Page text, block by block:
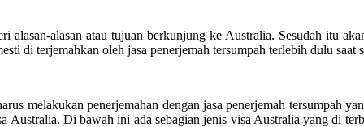
alasan-alasan atau tujuan berkunjung ke Australia. Sesudah itu
di terjemahkan oleh jasa penerjemah tersumpah terlebih dulu saat
melakukan penerjemahan dengan jasa penerjemah tersumpah
Australia. Di bawah ini ada sebagian jenis visa Australia yang di